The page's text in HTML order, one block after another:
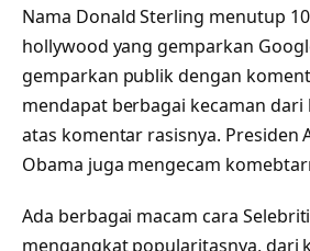
Nama Donald Sterling menutup
hollywood yang gemparkan
gemparkan publik dengan
mendapat berbagai kecaman
atas komentar rasisnya. Presiden
Obama juga mengecam
Ada berbagai macam cara
mengangkat popularitasnya, dari